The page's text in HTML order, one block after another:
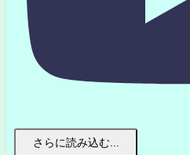
さらに読み込む...